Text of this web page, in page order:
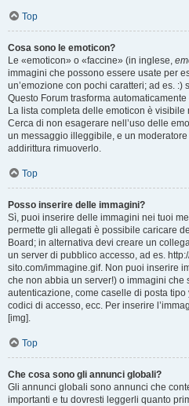
Top
Cosa sono le emoticon?
Le «emoticon» o «faccine» (in inglese,
immagini che possono essere usate per
un’emozione con pochi caratteri; ad es. :)
Questo Forum trasforma
La lista completa delle emoticon è
Cerca di non esagerare nell’uso delle
un messaggio illeggibile, e un
addirittura rimuoverlo.
Top
Posso inserire delle immagini?
Sì, puoi inserire delle immagini nei tuoi
permette gli allegati è possibile caricare
Board; in alternativa devi creare un
un server di pubblico accesso, ad es.
sito.com/immagine.gif. Non puoi inserire
che non abbia un server!) o immagini che
autenticazione, come caselle di posta
codici di accesso, ecc. Per inserire
[img].
Top
Che cosa sono gli annunci globali?
Gli annunci globali sono annunci che
importanti e tu dovresti leggerli quanto